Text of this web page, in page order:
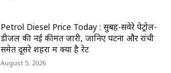
Petrol Diesel Price Today : सुबह-सवेरे पेट्रोल-
डीजल की नई कीमतें जारी, जानिए पटना और रांची
समेत दूसरे शहरों में क्या है रेट
August 5, 2026